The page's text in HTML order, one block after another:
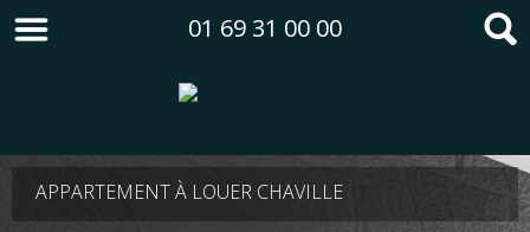
01 69 31 00 00
APPARTEMENT À LOUER CHAVILLE